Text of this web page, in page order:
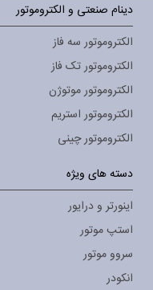
دینام صنعتی و الکتروموتور
الکتروموتور سه فاز
الکتروموتور تک فاز
الکتروموتور موتوژن
الکتروموتور استریم
الکتروموتور چینی
دسته های ویژه
اینورتر و درایور
استپ موتور
سروو موتور
انکودر